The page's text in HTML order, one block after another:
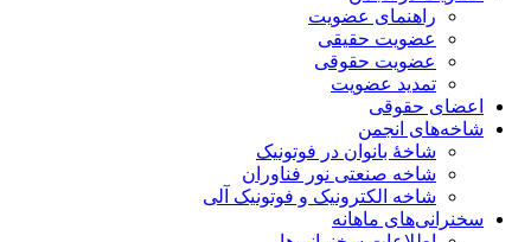
راهنمای عضویت
عضویت حقیقی
عضویت حقوقی
تمدید عضویت
اعضای حقوقی
شاخه‌های انجمن
شاخۀ بانوان در فوتونیک
شاخه صنعتی نور فناوران
شاخه‌ الکترونیک و فوتونیک آلی
سخنرانی‌های ماهانه